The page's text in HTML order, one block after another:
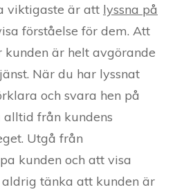
viktigaste är att lyssna på
förståelse för dem. Att
är helt avgörande
När du har lyssnat
och svara hen på
från kundens
Utgå från
kunden och att visa
tänka att kunden är